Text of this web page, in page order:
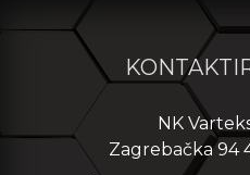
NK
Zagrebačka 94